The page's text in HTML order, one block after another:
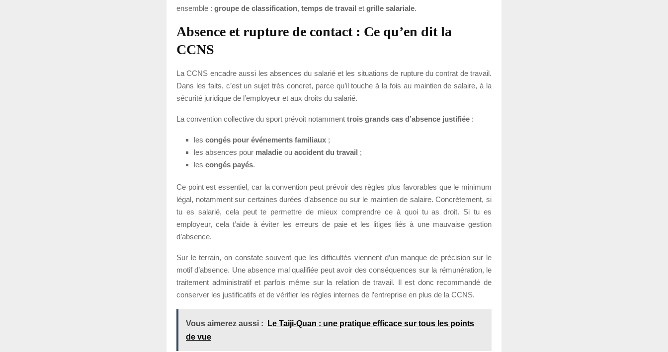
ensemble : groupe de classification, temps de travail et grille salariale.
Absence et rupture de contact : Ce qu’en dit la
CCNS
La CCNS encadre aussi les absences du salarié et les situations de rupture du contrat de travail.
Dans les faits, c’est un sujet très concret, parce qu’il touche à la fois au maintien de salaire, à la
sécurité juridique de l’employeur et aux droits du salarié.
La convention collective du sport prévoit notamment trois grands cas d’absence justifiée :
les congés pour événements familiaux ;
les absences pour maladie ou accident du travail ;
les congés payés.
Ce point est essentiel, car la convention peut prévoir des règles plus favorables que le minimum
légal, notamment sur certaines durées d’absence ou sur le maintien de salaire. Concrètement, si
tu es salarié, cela peut te permettre de mieux comprendre ce à quoi tu as droit. Si tu es
employeur, cela t’aide à éviter les erreurs de paie et les litiges liés à une mauvaise gestion
d’absence.
Sur le terrain, on constate souvent que les difficultés viennent d’un manque de précision sur le
motif d’absence. Une absence mal qualifiée peut avoir des conséquences sur la rémunération, le
traitement administratif et parfois même sur la relation de travail. Il est donc recommandé de
conserver les justificatifs et de vérifier les règles internes de l’entreprise en plus de la CCNS.
Vous aimerez aussi :
Le Taiji-Quan : une pratique efficace sur tous les points
de vue